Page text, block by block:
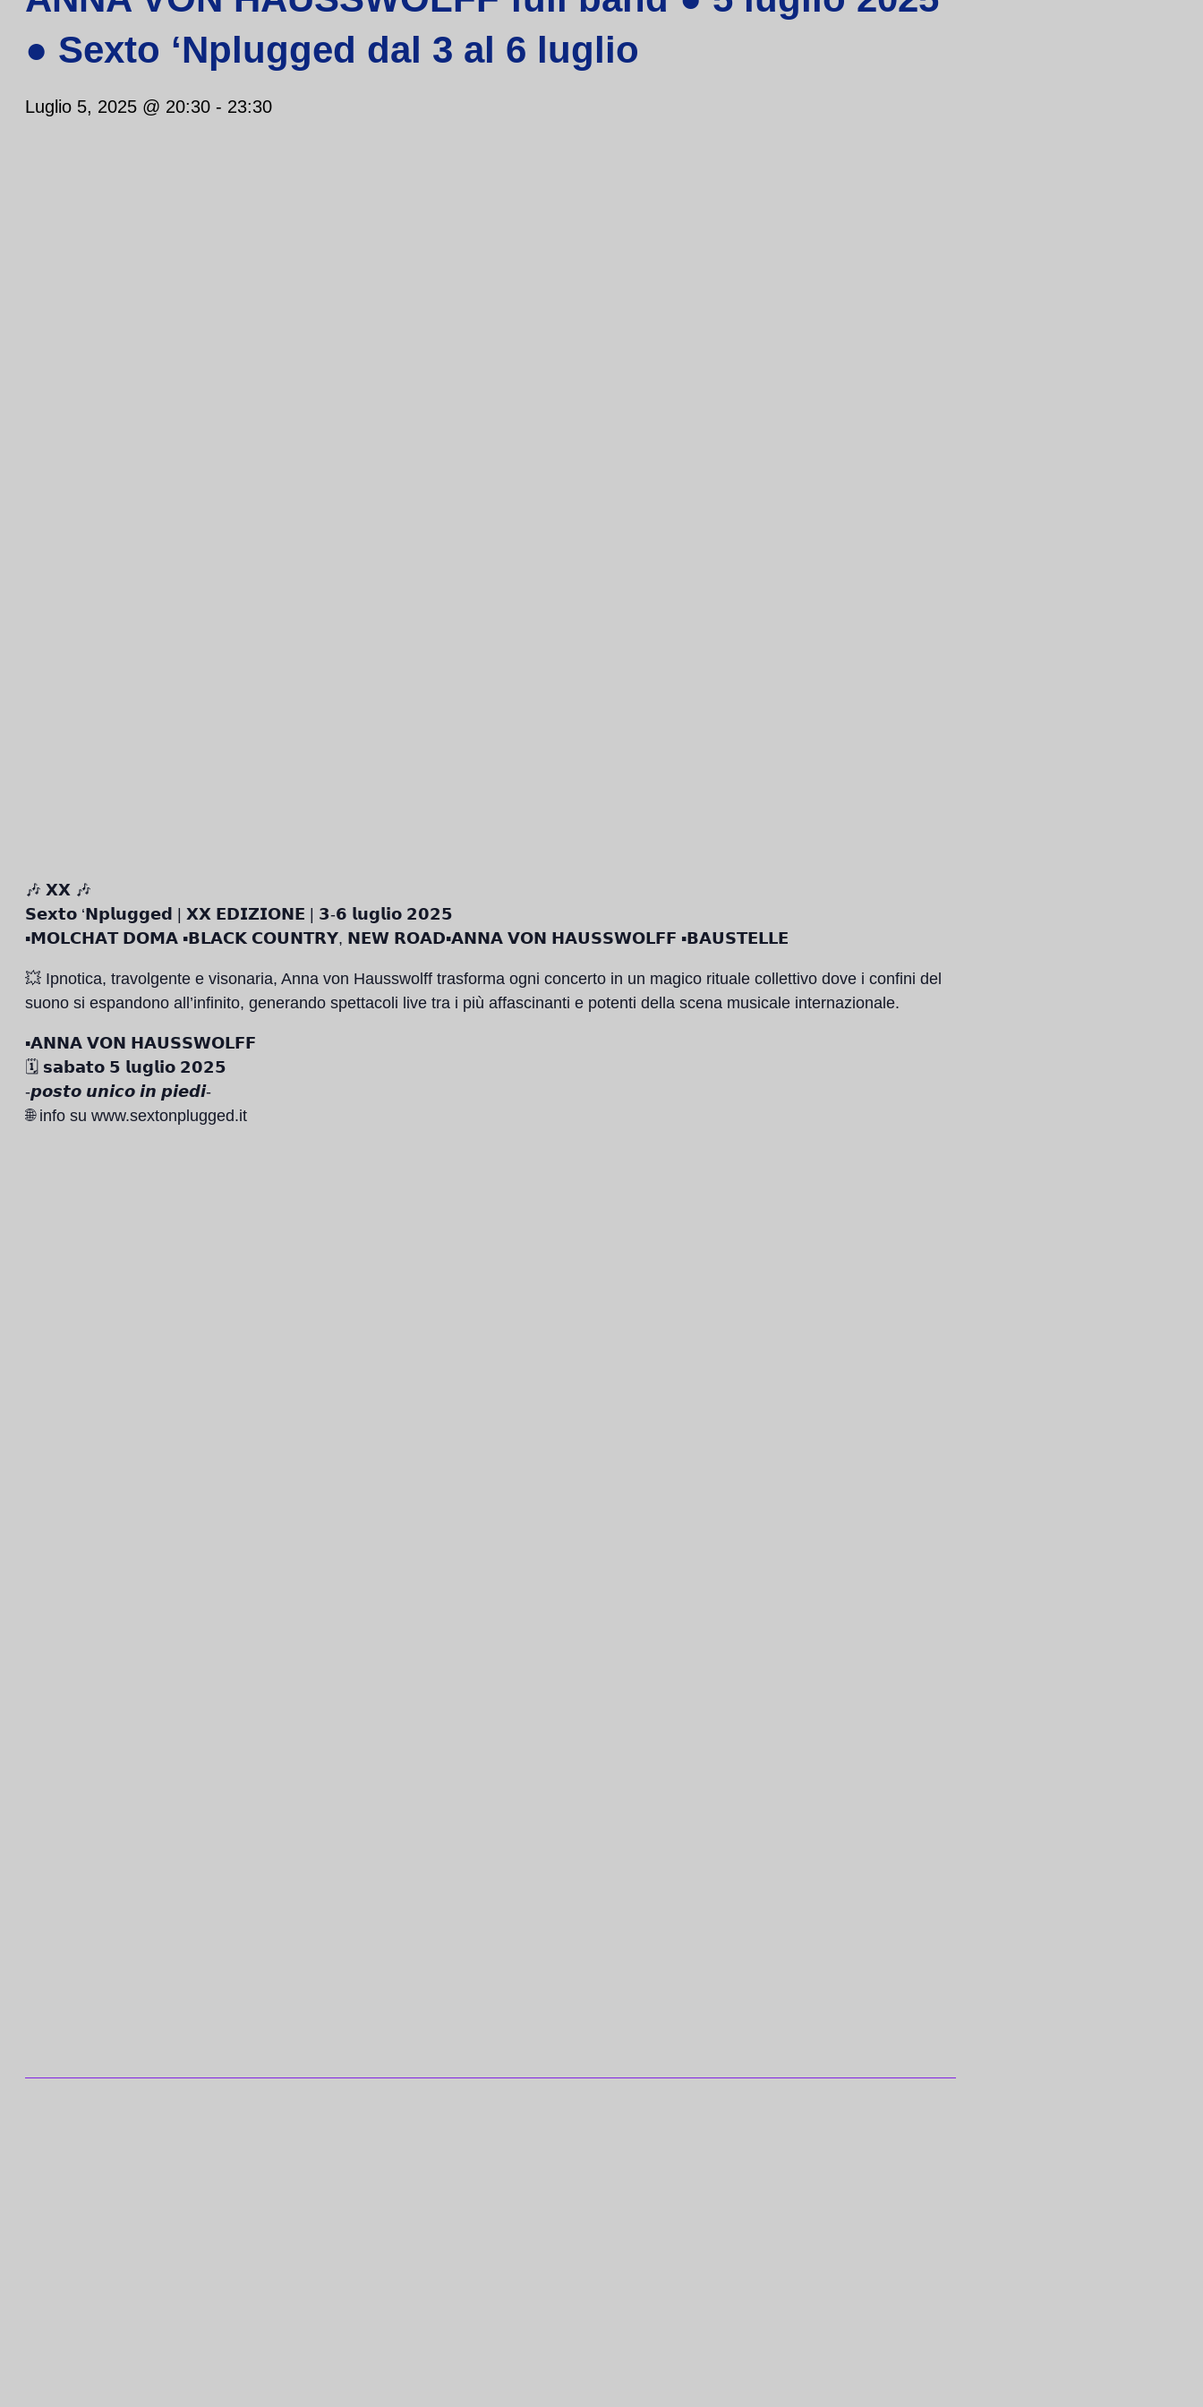
● Sexto ‘Nplugged dal 3 al 6 luglio
Luglio 5, 2025 @ 20:30 - 23:30
🎶 𝗫𝗫 🎶
𝗦𝗲𝘅𝘁𝗼 ‘𝗡𝗽𝗹𝘂𝗴𝗴𝗲𝗱 | 𝗫𝗫 𝗘𝗗𝗜𝗭𝗜𝗢𝗡𝗘 | 𝟯-𝟲 𝗹𝘂𝗴𝗹𝗶𝗼 𝟮𝟬𝟮𝟱
▪️𝗠𝗢𝗟𝗖𝗛𝗔𝗧 𝗗𝗢𝗠𝗔 ▪️𝗕𝗟𝗔𝗖𝗞 𝗖𝗢𝗨𝗡𝗧𝗥𝗬, 𝗡𝗘𝗪 𝗥𝗢𝗔𝗗▪️𝗔𝗡𝗡𝗔 𝗩𝗢𝗡 𝗛𝗔𝗨𝗦𝗦𝗪𝗢𝗟𝗙𝗙 ▪️𝗕𝗔𝗨𝗦𝗧𝗘𝗟𝗟𝗘
💥 Ipnotica, travolgente e visonaria, Anna von Hausswolff trasforma ogni concerto in un magico rituale collettivo dove i confini del
suono si espandono all’infinito, generando spettacoli live tra i più affascinanti e potenti della scena musicale internazionale.
▪️𝗔𝗡𝗡𝗔 𝗩𝗢𝗡 𝗛𝗔𝗨𝗦𝗦𝗪𝗢𝗟𝗙𝗙
🗓 𝘀𝗮𝗯𝗮𝘁𝗼 𝟱 𝗹𝘂𝗴𝗹𝗶𝗼 𝟮𝟬𝟮𝟱
-𝙥𝙤𝙨𝙩𝙤 𝙪𝙣𝙞𝙘𝙤 𝙞𝙣 𝙥𝙞𝙚𝙙𝙞-
🌐 info su www.sextonplugged.it